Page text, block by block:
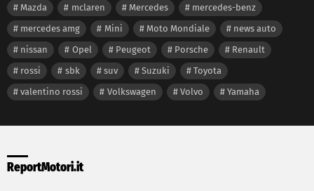
Mazda
mclaren Mercedes
mercedes-benz
mercedes amg
Mini Moto Mondiale
news auto
nissan
Opel Peugeot Porsche
Renault
rossi
sbk suv Suzuki
Toyota
valentino rossi
Volkswagen Volvo Yamaha
ReportMotori.it